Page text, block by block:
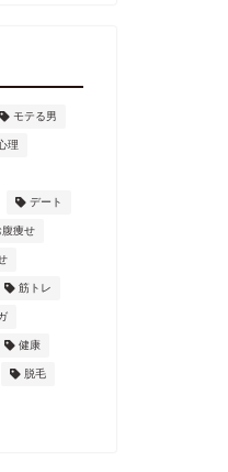
モテる男
理
デート
腹痩せ
筋トレ
健康
脱毛